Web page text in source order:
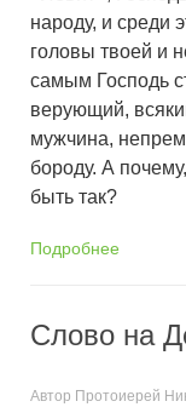
народу, и среди
головы твоей и
самым Господь
верующий,
мужчина,
бороду. А
быть так?
Подробнее
Слово на
Автор Протоиерей